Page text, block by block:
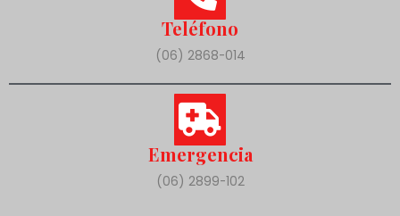
Teléfono
(06) 2868-014
Emergencia
(06) 2899-102